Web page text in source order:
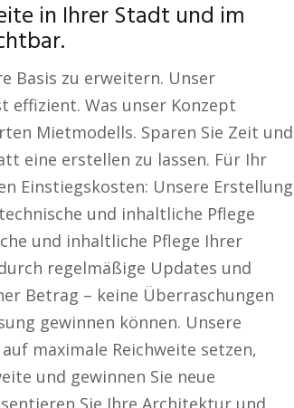
in Ihrer Stadt und im
Basis zu erweitern. Unser
Was unser Konzept
Mietmodells. Sparen Sie Zeit und
eine erstellen zu lassen. Für Ihr
Einstiegskosten: Unsere Erstellung
und inhaltliche Pflege
und inhaltliche Pflege Ihrer
regelmäßige Updates und
Betrag – keine Überraschungen
gewinnen können. Unsere
maximale Reichweite setzen,
und gewinnen Sie neue